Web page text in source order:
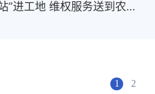
远安：“安薪流动驿站”进工地 维权服务送到农民工身边
1 2